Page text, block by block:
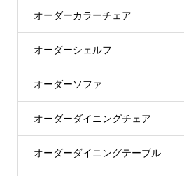
オーダーカラーチェア
オーダーシェルフ
オーダーソファ
オーダーダイニングチェア
オーダーダイニングテーブル